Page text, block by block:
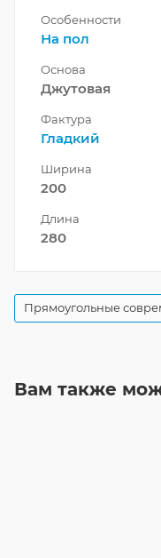
Особенности
На пол
Основа
Джутовая
Фактура
Гладкий
Ширина
200
Длина
280
Прямоугольные
Вам также